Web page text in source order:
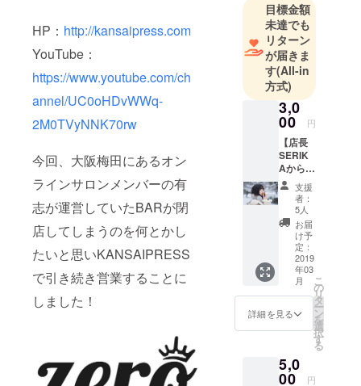
HP： http://kansaipress.com
YouTube：
https://www.youtube.com/ch
annel/UC0oHDvWWq-
2M0TVyNNK70rw
今回、大阪梅田にあるオン
ラインサロンメンバーの有
志が運営していたBARが閉
店してしまうのを何とかし
たいと思いKANSAIPRESS
で引き続き営業することに
しました！
目標金額
未達でも
リターン
が届きま
す(All-in
方式)
3,0
00 円
【店長
SERIK
Aからの
自撮り
写真付
きお礼
メー
ル】
ZERO店
SERIK
Aから
「心か
らあり
がと
う！」
想いの
こもっ
支援
者：
5人
お届
け予
定：
2019
年03
月
詳細を見る
こ
の
リ
タ
ー
ン
を
選
択
す
る
5,0
00 円